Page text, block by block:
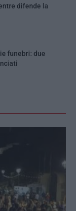
difende la
funebri: due